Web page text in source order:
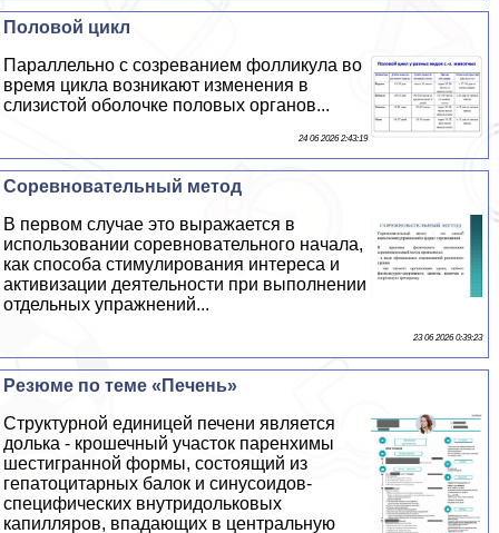
Пoлoвoй цикл
Параллельно с созреванием фолликула во
время цикла возникают изменения в
слизистой оболочке пoлoвых органов...
24 06 2026 2:43:19
Соревновательный метод
В первом случае это выражается в
использовании соревновательного начала,
как способа стимулирования интереса и
активизации деятельности при выполнении
отдельных упражнений...
23 06 2026 0:39:23
Резюме по теме «Печень»
Структурной единицей печени является
долька - крошечный участок паренхимы
шестигранной формы, состоящий из
гепатоцитарных балок и синусоидов-
специфических внутридольковых
капилляров, впадающих в центральную